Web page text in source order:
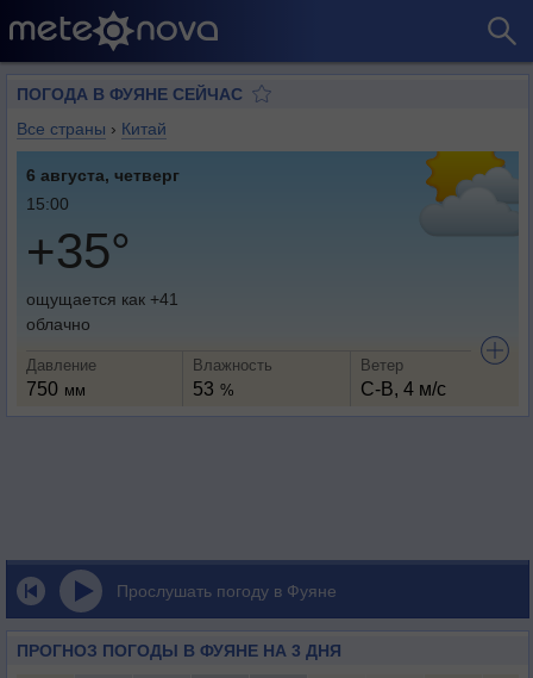
ПОГОДА В ФУЯНЕ СЕЙЧАС
Все страны › Китай
6 августа, четверг
15:00
+35°
ощущается как +41
облачно
Давление
750 мм
Влажность
53 %
Ветер
С-В, 4 м/с
Прослушать погоду в Фуяне
ПРОГНОЗ ПОГОДЫ В ФУЯНЕ НА 3 ДНЯ